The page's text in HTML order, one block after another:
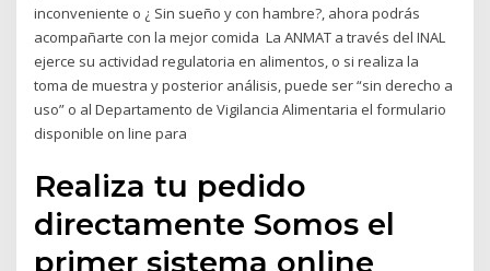
inconveniente o ¿ Sin sueño y con hambre?, ahora podrás
acompañarte con la mejor comida La ANMAT a través del INAL
ejerce su actividad regulatoria en alimentos, o si realiza la
toma de muestra y posterior análisis, puede ser “sin derecho a
uso” o al Departamento de Vigilancia Alimentaria el formulario
disponible on line para
Realiza tu pedido
directamente Somos el
primer sistema online